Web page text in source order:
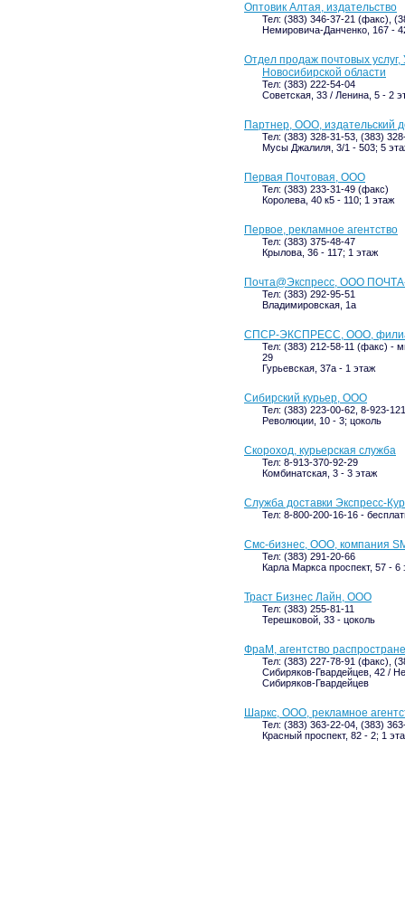
Оптовик Алтая, издательство
Тел: (383) 346-37-21 (факс),
Немировича-Данченко, 167 -
Отдел продаж почтовых
Новосибирской области
Тел: (383) 222-54-04
Советская, 33 / Ленина, 5 - 2
Партнер, ООО, издательский
Тел: (383) 328-31-53, (383)
Мусы Джалиля, 3/1 - 503; 5
Первая Почтовая, ООО
Тел: (383) 233-31-49 (факс)
Королева, 40 к5 - 110; 1 этаж
Первое, рекламное агентство
Тел: (383) 375-48-47
Крылова, 36 - 117; 1 этаж
Почта@Экспресс, ООО
Тел: (383) 292-95-51
Владимировская, 1а
СПСР-ЭКСПРЕСС, ООО,
Тел: (383) 212-58-11 (факс) -
29
Гурьевская, 37а - 1 этаж
Сибирский курьер, ООО
Тел: (383) 223-00-62, 8-923-
Революции, 10 - 3; цоколь
Скороход, курьерская служба
Тел: 8-913-370-92-29
Комбинатская, 3 - 3 этаж
Служба доставки Экспресс-
Тел: 8-800-200-16-16 -
Смс-бизнес, ООО, компания
Тел: (383) 291-20-66
Карла Маркса проспект, 57 - 6
Траст Бизнес Лайн, ООО
Тел: (383) 255-81-11
Терешковой, 33 - цоколь
ФраМ, агентство
Тел: (383) 227-78-91 (факс),
Сибиряков-Гвардейцев, 42 /
Сибиряков-Гвардейцев
Шаркс, ООО, рекламное
Тел: (383) 363-22-04, (383)
Красный проспект, 82 - 2; 1